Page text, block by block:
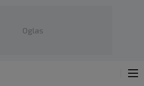
Oglas